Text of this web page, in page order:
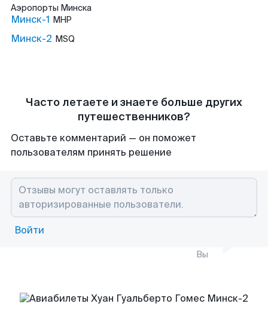
Аэропорты Минска
Минск-1 MHP
Минск-2 MSQ
Часто летаете и знаете больше других
путешественников?
Оставьте комментарий — он поможет
пользователям принять решение
Войти
Вы